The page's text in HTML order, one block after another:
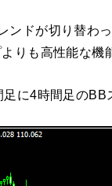
ンドが切り替わ
りも高性能な機
に4時間足のBB